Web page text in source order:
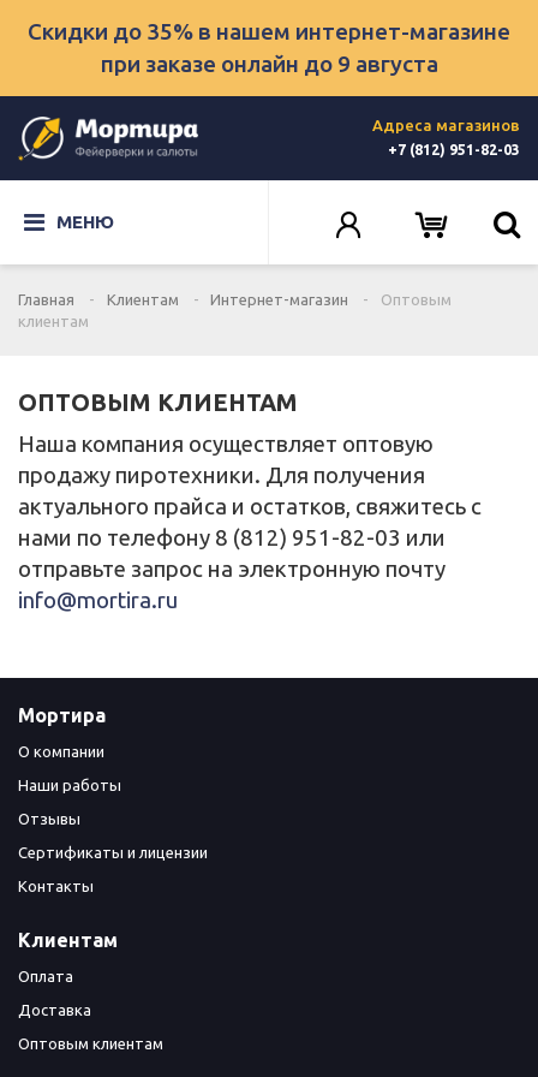
Скидки до 35% в нашем интернет-магазине
при заказе онлайн до 9 августа
Адреса магазинов
+7 (812) 951-82-03
МЕНЮ
Главная Клиентам Интернет-магазин
Оптовым
клиентам
ОПТОВЫМ КЛИЕНТАМ
Наша компания осуществляет оптовую
продажу пиротехники. Для получения
актуального прайса и остатков, свяжитесь с
нами по телефону 8 (812) 951-82-03 или
отправьте запрос на электронную почту
info@mortira.ru
Мортира
О компании
Наши работы
Отзывы
Сертификаты и лицензии
Контакты
Клиентам
Оплата
Доставка
Оптовым клиентам